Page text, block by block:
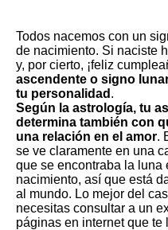
Todos nacemos con un
de nacimiento. Si naciste
y, por cierto, ¡feliz
ascendente o signo
tu personalidad .
Según la astrología, tu
determina también con
una relación en el amor.
se ve claramente en una
que se encontraba la luna
nacimiento, así que está
al mundo. Lo mejor del
necesitas consultar a un
páginas en internetque te